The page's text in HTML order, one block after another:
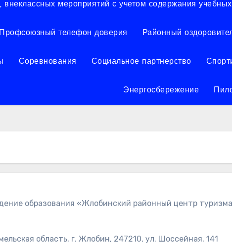
внеклассных мероприятий с учетом содержания
Профсоюзный телефон доверия Районный
Соревнования Социальное партнерство
Энергосбережение
образования «Жлобинский районный центр
область, г. Жлобин, 247210, ул. Шоссейная, 141